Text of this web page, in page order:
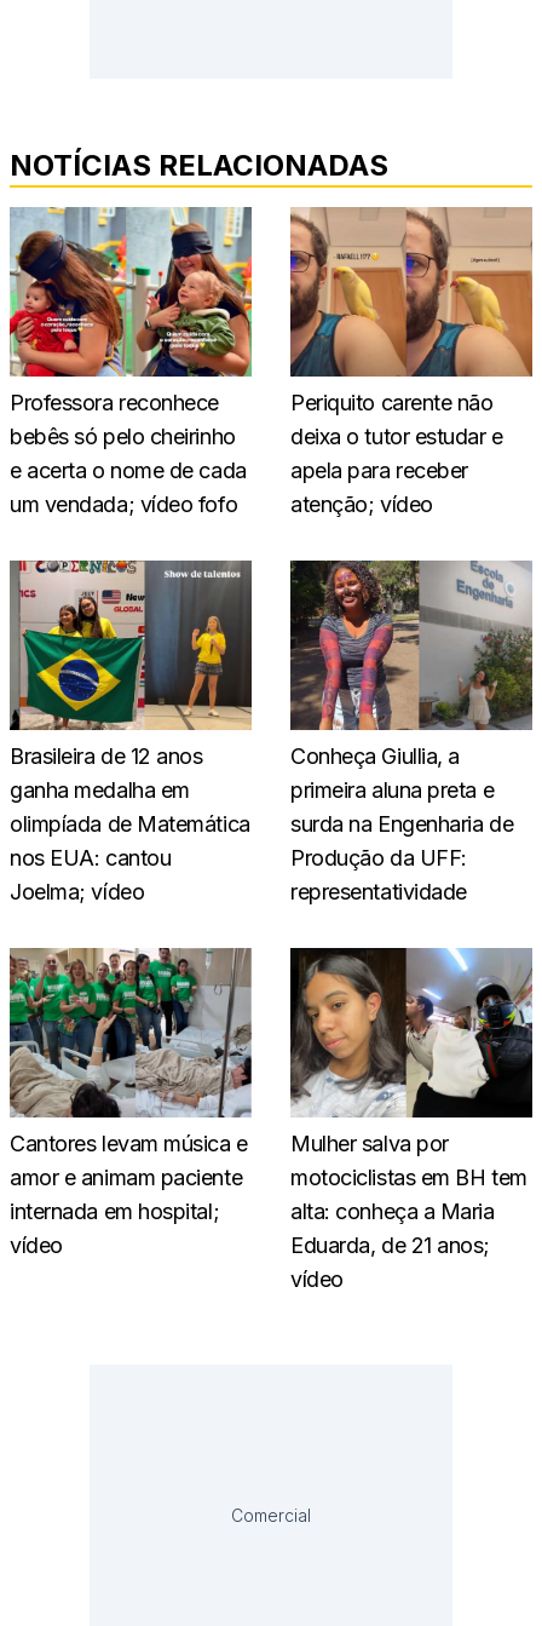
NOTÍCIAS RELACIONADAS
Professora reconhece
bebês só pelo cheirinho
e acerta o nome de cada
um vendada; vídeo fofo
Periquito carente não
deixa o tutor estudar e
apela para receber
atenção; vídeo
Brasileira de 12 anos
ganha medalha em
olimpíada de Matemática
nos EUA: cantou
Joelma; vídeo
Conheça Giullia, a
primeira aluna preta e
surda na Engenharia de
Produção da UFF:
representatividade
Cantores levam música e
amor e animam paciente
internada em hospital;
vídeo
Mulher salva por
motociclistas em BH tem
alta: conheça a Maria
Eduarda, de 21 anos;
vídeo
Comercial